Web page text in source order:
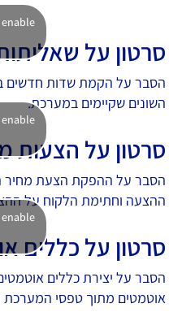
סרטון על
הסבר על הקמת שדות חדשים
השונים שקיימים במערכת.
סרטון על הצעות
הסבר על ההפקת הצעת מחיר
ההצעה וחתימת הלקוח על
סרטון על כללים
הסבר על יצירת כללים
אוטמטים מתוך טפסי